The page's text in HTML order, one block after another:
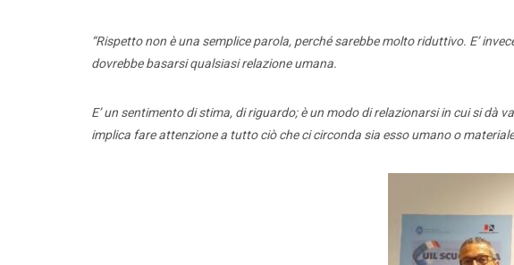
“Rispetto non è una semplice parola, perché sarebbe molto riduttivo. E’
dovrebbe basarsi qualsiasi relazione umana.
E’ un sentimento di stima, di riguardo; è un modo di relazionarsi in cui si dà
implica fare attenzione a tutto ciò che ci circonda sia esso umano o